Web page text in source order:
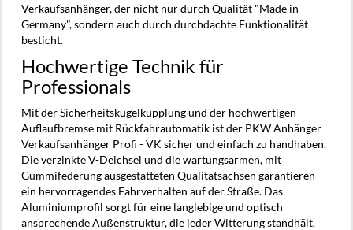
Verkaufsanhänger, der nicht nur durch Qualität "Made in
Germany", sondern auch durch durchdachte Funktionalität
besticht.
Hochwertige Technik für
Professionals
Mit der Sicherheitskugelkupplung und der hochwertigen
Auflaufbremse mit Rückfahrautomatik ist der PKW Anhänger
Verkaufsanhänger Profi - VK sicher und einfach zu handhaben.
Die verzinkte V-Deichsel und die wartungsarmen, mit
Gummifederung ausgestatteten Qualitätsachsen garantieren
ein hervorragendes Fahrverhalten auf der Straße. Das
Aluminiumprofil sorgt für eine langlebige und optisch
ansprechende Außenstruktur, die jeder Witterung standhält.